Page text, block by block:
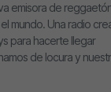
emisora de
mundo. Una radio
para hacerte llegar
de locura y